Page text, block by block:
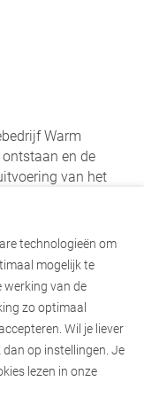
Warm
en de
van het
technologieën om
mogelijk te
werking van de
zo optimaal
Wil je liever
op instellingen. Je
lezen in onze